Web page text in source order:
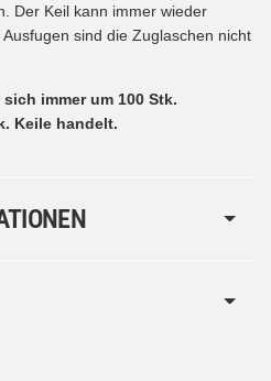
Der Keil kann immer wieder
sind die Zuglaschen nicht
immer um 100 Stk.
Keile handelt.